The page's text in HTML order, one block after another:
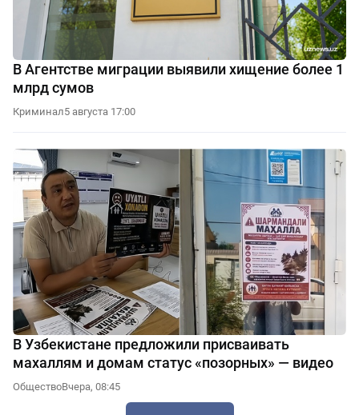
В Агентстве миграции выявили хищение более 1
млрд сумов
Криминал5 августа 17:00
В Узбекистане предложили присваивать
махаллям и домам статус «позорных» — видео
ОбществоВчера, 08:45